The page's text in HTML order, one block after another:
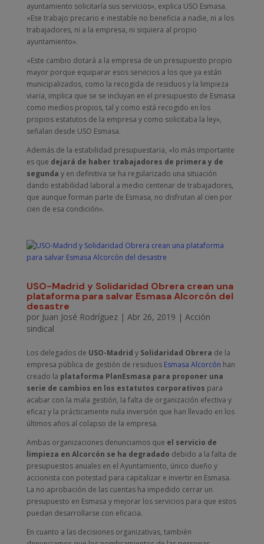
ayuntamiento solicitaría sus servicios», explica USO Esmasa.
«Ese trabajo precario e inestable no beneficia a nadie, ni a los
trabajadores, ni a la empresa, ni siquiera al propio
ayuntamiento».
«Este cambio dotará a la empresa de un presupuesto propio
mayor porque equiparar esos servicios a los que ya están
municipalizados, como la recogida de residuos y la limpieza
viaria, implica que se se incluyan en el presupuesto de Esmasa
como medios propios, tal y como está recogido en los
propios estatutos de la empresa y como solicitaba la ley»,
señalan desde USO Esmasa.
Además de la estabilidad presupuestaria, «lo más importante
es que dejará de haber trabajadores de primera y de
segunda y en definitiva se ha regularizado una situación
dando estabilidad laboral a medio centenar de trabajadores,
que aunque forman parte de Esmasa, no disfrutan al cien por
cien de esa condición».
USO-Madrid y Solidaridad Obrera crean una
plataforma para salvar Esmasa Alcorcón del
desastre
por Juan José Rodríguez| Abr 26, 2019 | Acción
sindical
Los delegados de USO-Madrid y Solidaridad Obrera de la
empresa pública de gestión de residuosEsmasa Alcorcón han
creado la plataforma PlanEsmasa para proponer una
serie de cambios en los estatutos corporativos para
acabar con la mala gestión, la falta de organización efectiva y
eficaz y la prácticamente nula inversión que han llevado en los
últimos años al colapso de la empresa.
Ambas organizaciones denunciamos que el servicio de
limpieza en Alcorcón se ha degradado debido a la falta de
presupuestos anuales en el Ayuntamiento, único dueño y
accionista con potestad para capitalizar e invertir en Esmasa.
La no aprobación de las cuentas ha impedido cerrar un
presupuesto en Esmasa y mejorar los servicios para que estos
puedan desarrollarse con eficacia.
En cuanto a las decisiones organizativas, también